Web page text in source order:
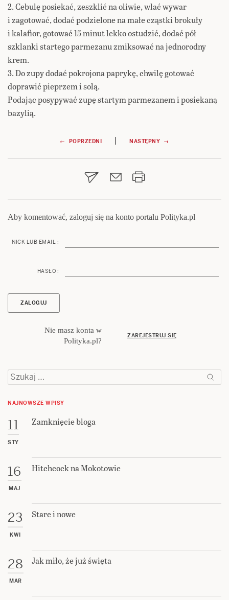
2. Cebulę posiekać, zeszklić na oliwie, wlać wywar
i zagotować, dodać podzielone na małe cząstki brokuły
i kalafior, gotować 15 minut lekko ostudzić, dodać pół
szklanki startego parmezanu zmiksować na jednorodny
krem.
3. Do zupy dodać pokrojona paprykę, chwilę gotować
doprawić pieprzem i solą.
Podając posypywać zupę startym parmezanem i posiekaną
bazylią.
Nawigacja
wpisu
← POPRZEDNI | NASTĘPNY →
Aby komentować, zaloguj się na konto portalu Polityka.pl
NICK LUB EMAIL :
HASŁO :
Nie masz konta w
Polityka.pl?
ZAREJESTRUJ SIĘ
Szukaj:
NAJNOWSZE WPISY
11
STY
Zamknięcie bloga
16
MAJ
Hitchcock na Mokotowie
23
KWI
Stare i nowe
28
MAR
Jak miło, że już święta